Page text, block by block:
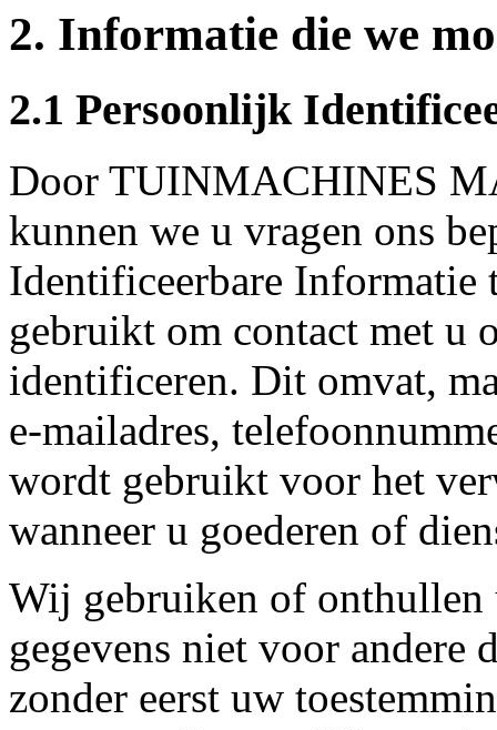
2. Informatie die we
2.1 Persoonlijk
Door TUINMACHINES
kunnen we u vragen ons
Identificeerbare Informatie
gebruikt om contact met u
identificeren. Dit omvat,
e-mailadres,
wordt gebruikt voor het
wanneer u goederen of
Wij gebruiken of onthullen
gegevens niet voor andere
zonder eerst uw